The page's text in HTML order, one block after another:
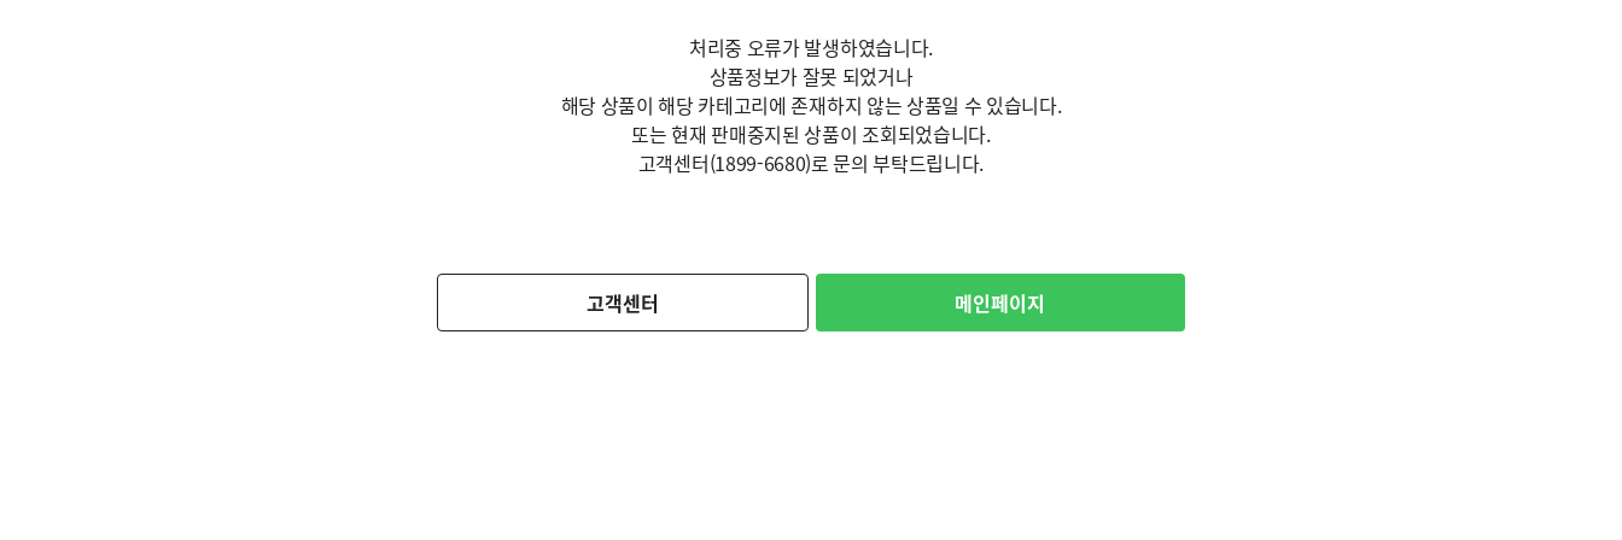
처리중 오류가 발생하였습니다.
상품정보가 잘못 되었거나
해당 상품이 해당 카테고리에 존재하지 않는 상품일 수 있습니다.
또는 현재 판매중지된 상품이 조회되었습니다.
고객센터(1899-6680)로 문의 부탁드립니다.
고객센터 메인페이지